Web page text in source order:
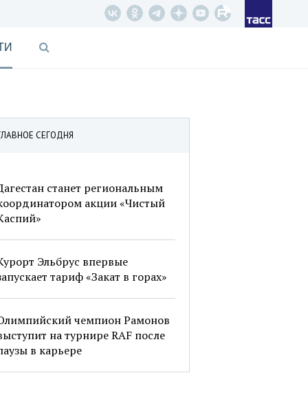
СЕГОДНЯ
станет региональным
акции «Чистый
Эльбрус впервые
тариф «Закат в горах»
чемпион Рамонов
на турнире RAF после
в карьере